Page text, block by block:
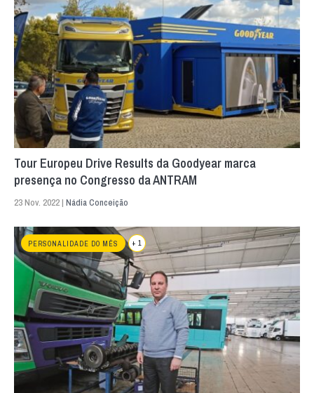
Tour Europeu Drive Results da Goodyear marca
presença no Congresso da ANTRAM
23 Nov. 2022 | Nádia Conceição
PERSONALIDADE DO MÊS + 1